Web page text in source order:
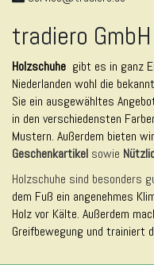
tradiero GmbH
Holzschuhe gibt es in ganz
Niederlanden wohl die
Sie ein ausgewähltes
in den verschiedensten
Mustern. Außerdem bieten wir
Geschenkartikel sowie
Holzschuhe sind besonders
dem Fuß ein angenehmes
Holz vor Kälte. Außerdem
Greifbewegung und trainiert